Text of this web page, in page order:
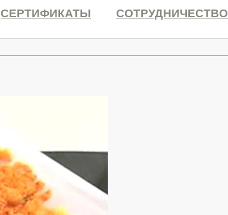
СЕРТИФИКАТЫ СОТРУДНИЧЕСТВО